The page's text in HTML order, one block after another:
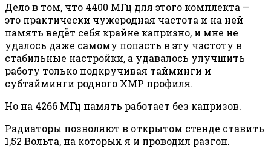
Дело в том, что 4400 МГц для этого комплекта —
это практически чужеродная частота и на ней
память ведёт себя крайне капризно, и мне не
удалось даже самому попасть в эту частоту в
стабильные настройки, а удавалось улучшить
работу только подкручивая тайминги и
субтайминги родного XMP профиля.
Но на 4266 МГц память работает без капризов.
Радиаторы позволяют в открытом стенде ставить
1,52 Вольта, на которых я и проводил разгон.